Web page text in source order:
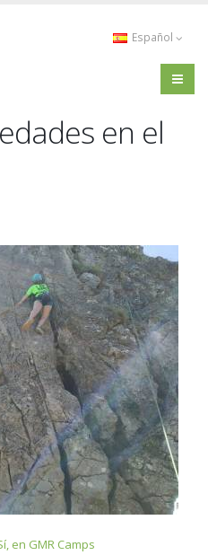
Español
en el
en GMR Camps